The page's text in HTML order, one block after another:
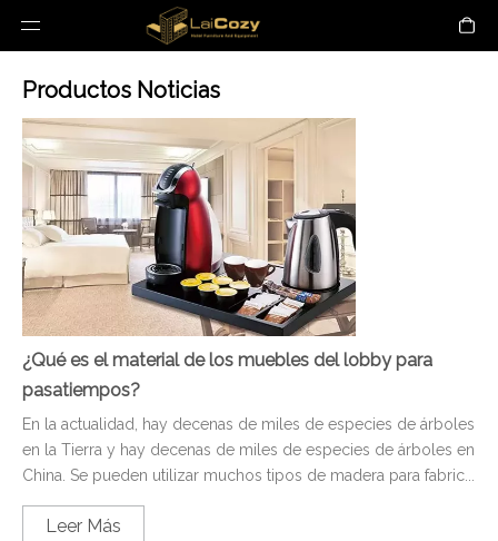
Productos Noticias
¿Qué es el material de los muebles del lobby para
pasatiempos?
En la actualidad, hay decenas de miles de especies de árboles
en la Tierra y hay decenas de miles de especies de árboles en
China. Se pueden utilizar muchos tipos de madera para fabric...
Leer Más